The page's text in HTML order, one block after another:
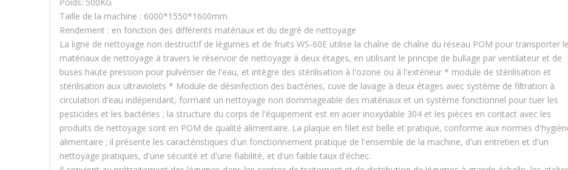
Taille de la machine : 6000*1550*1600mm
Rendement : en fonction des différents matériaux et du degré de nettoyage
La ligne de nettoyage non destructif de légumes et de fruits WS-60E utilise la chaîne de chaîne du réseau POM pour transporter
matériaux de nettoyage à travers le réservoir de nettoyage à deux étages, en utilisant le principe de bullage par ventilateur et de
buses haute pression pour pulvériser de l'eau, et intègre des stérilisation à l'ozone ou à l'extérieur * module de stérilisation et
stérilisation aux ultraviolets * Module de désinfection des bactéries, cuve de lavage à deux étages avec système de filtration à
circulation d'eau indépendant, formant un nettoyage non dommageable des matériaux et un système fonctionnel pour tuer les
pesticides et les bactéries ; la structure du corps de l'équipement est en acier inoxydable 304 et les pièces en contact avec les
produits de nettoyage sont en POM de qualité alimentaire. La plaque en filet est belle et pratique, conforme aux normes
alimentaire ; il présente les caractéristiques d'un fonctionnement pratique de l'ensemble de la machine, d'un entretien et d'un
nettoyage pratiques, d'une sécurité et d'une fiabilité, et d'un faible taux d'échec.